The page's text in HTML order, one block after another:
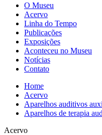
O Museu
Acervo
Linha do Tempo
Publicações
Exposições
Aconteceu no Museu
Notícias
Contato
Home
Acervo
Aparelhos auditivos
Aparelhos de terapia
Acervo